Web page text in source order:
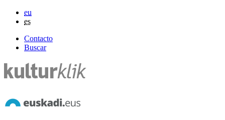
eu
es
Contacto
Buscar